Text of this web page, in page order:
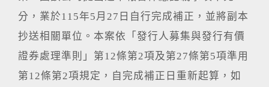
分，業於115年5月27日自行完成補正，並將副本
抄送相關單位。本案依「發行人募集與發行有價
證券處理準則」第12條第2項及第27條第5項準用
第12條第2項規定，自完成補正日重新起算，如